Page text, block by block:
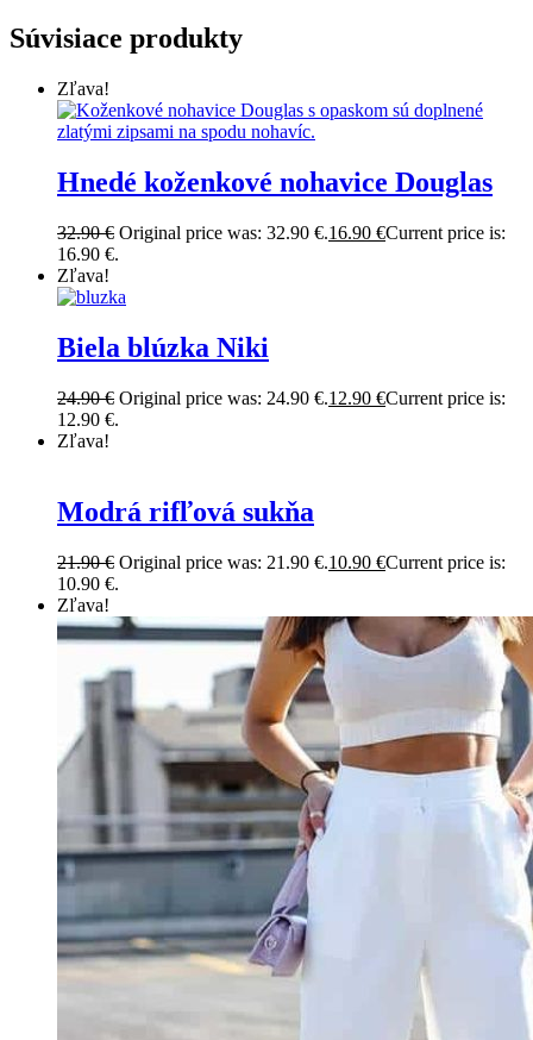
Súvisiace produkty
Zľava!
Hnedé koženkové nohavice Douglas
32.90€ Original price was: 32.90 €.16.90 €Current price is:
16.90 €.
Zľava!
Biela blúzka Niki
24.90€ Original price was: 24.90 €.12.90 €Current price is:
12.90 €.
Zľava!
Modrá rifľová sukňa
21.90€ Original price was: 21.90 €.10.90 €Current price is:
10.90 €.
Zľava!